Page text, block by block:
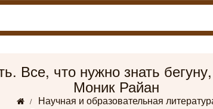
Все, что нужно знать
Моник Райан
Научная и образовательная